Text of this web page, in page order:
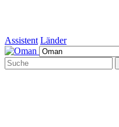
Assistent Länder